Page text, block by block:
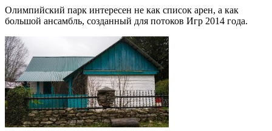
Олимпийский парк интересен не как список арен, а как
большой ансамбль, созданный для потоков Игр 2014 года.